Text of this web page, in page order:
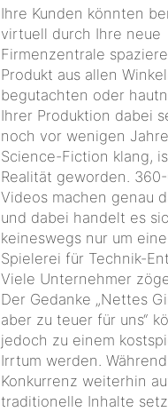
Ihre Kunden könnten
virtuell durch Ihre neue
Firmenzentrale
Produkt aus allen
begutachten oder
Ihrer Produktion dabei
noch vor wenigen
Science-Fiction klang,
Realität geworden.
Videos machen genau
und dabei handelt es
keineswegs nur um
Spielerei für Technik-
Viele Unternehmer
Der Gedanke „Nettes
aber zu teuer für uns“
jedoch zu einem
Irrtum werden.
Konkurrenz weiterhin
traditionelle Inhalte